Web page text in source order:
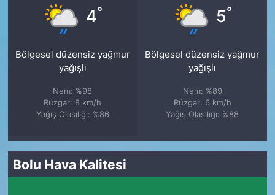
4°
Bölgesel düzensiz yağmur
yağışlı
Nem: %98
Rüzgar: 8 km/h
Yağış Olasılığı: %86
5°
Bölgesel düzensiz yağmur
yağışlı
Nem: %89
Rüzgar: 6 km/h
Yağış Olasılığı: %88
Bolu Hava Kalitesi